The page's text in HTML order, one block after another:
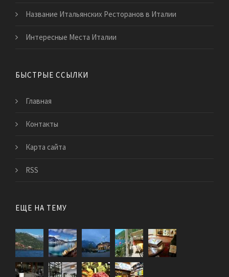
Название Итальянских Ресторанов в Италии
Интересные Места Италии
БЫСТРЫЕ ССЫЛКИ
Главная
Контакты
Карта сайта
RSS
ЕЩЕ НА ТЕМУ